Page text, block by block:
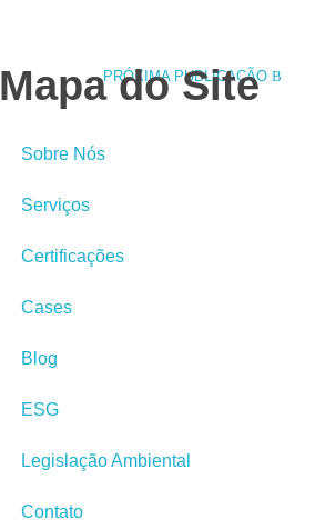
PRÓXIMA PUBLICAÇÃO
Mapa do Site
Sobre Nós
Serviços
Certificações
Cases
Blog
ESG
Legislação Ambiental
Contato